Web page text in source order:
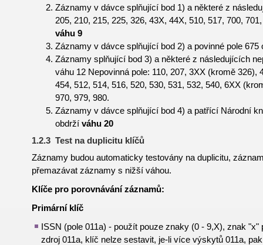
Záznamy v dávce splňující bod 1) a některé z
205, 210, 215, 225, 326, 43X, 44X, 510, 517, 700,
váhu 9
Záznamy v dávce splňující bod 2) a povinné pole
Záznamy splňující bod 3) a některé z následujících
váhu 12 Nepovinná pole: 110, 207, 3XX (kromě 326),
454, 512, 514, 516, 520, 530, 531, 532, 540, 6XX
970, 979, 980.
Záznamy v dávce splňující bod 4) a patřící Národní
obdržíváhu 20
1.2.3 Test na duplicitu klíčů
Záznamy budou automaticky testovány na duplicitu,
přemazávat záznamy s nižší váhou.
Klíče pro porovnávání záznamů:
Primární klíč
ISSN (pole 011a) - použít pouze znaky (0 - 9,X), znak "x"
zdroj 011a, klíč nelze sestavit, je-li více výskytů 011a,